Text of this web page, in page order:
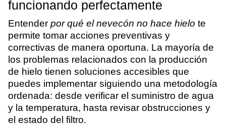
funcionando perfectamente
Entender por qué el nevecón no hace hielo te
permite tomar acciones preventivas y
correctivas de manera oportuna. La mayoría de
los problemas relacionados con la producción
de hielo tienen soluciones accesibles que
puedes implementar siguiendo una metodología
ordenada: desde verificar el suministro de agua
y la temperatura, hasta revisar obstrucciones y
el estado del filtro.